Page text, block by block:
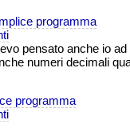
programma
pensato anche io
numeri decimali
programma